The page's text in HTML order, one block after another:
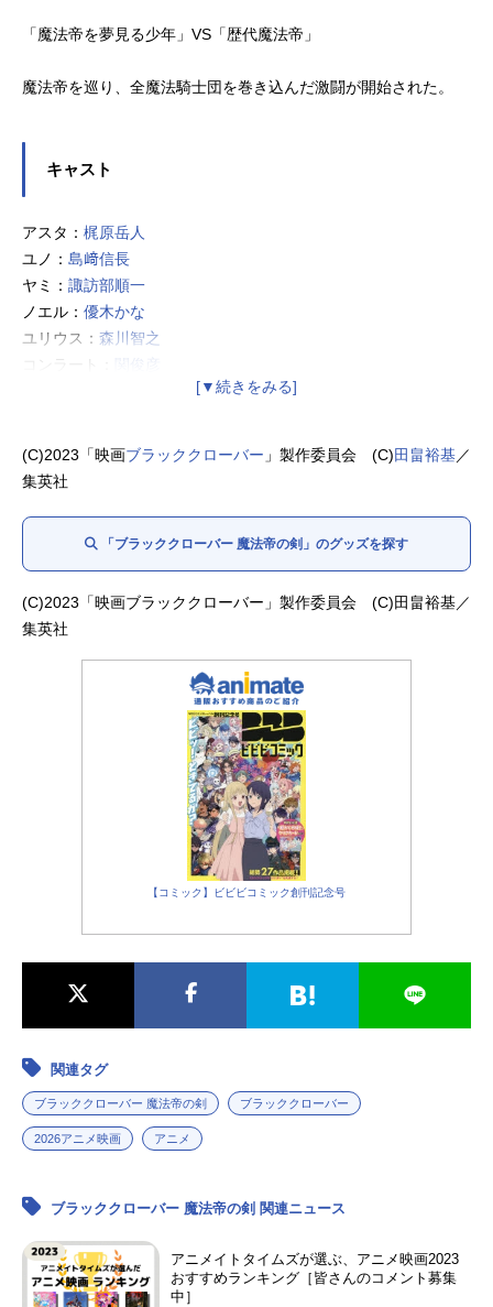
「魔法帝を夢見る少年」VS「歴代魔法帝」
魔法帝を巡り、全魔法騎士団を巻き込んだ激闘が開始された。
キャスト
アスタ： 梶原岳人
ユノ： 島﨑信長
ヤミ： 諏訪部順一
ノエル： 優木かな
ユリウス： 森川智之
コンラート：
ジェスター：
高橋文哉
ミリー：
(C)2023「映画ブラッククローバー 」製作委員会 (C)田畠裕基／
集英社
「ブラッククローバー 魔法帝の剣」のグッズを探す
(C)2023「映画ブラッククローバー」製作委員会 (C)田畠裕基／
集英社
【コミック】ビビビコミック創刊記念号
関連タグ
ブラッククローバー 魔法帝の剣 ブラッククローバー
2026アニメ映画 アニメ
ブラッククローバー 魔法帝の剣 関連ニュース
アニメイトタイムズが選ぶ、アニメ映画2023
おすすめランキング［皆さんのコメント募集
中］